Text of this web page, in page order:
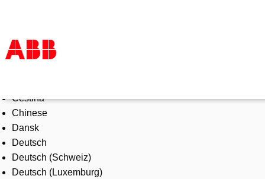
Products & Solutions
Industries
Services
About us
Where to buy
Contact us
Čeština
Chinese
Dansk
Deutsch
Deutsch (Schweiz)
Deutsch (Luxemburg)